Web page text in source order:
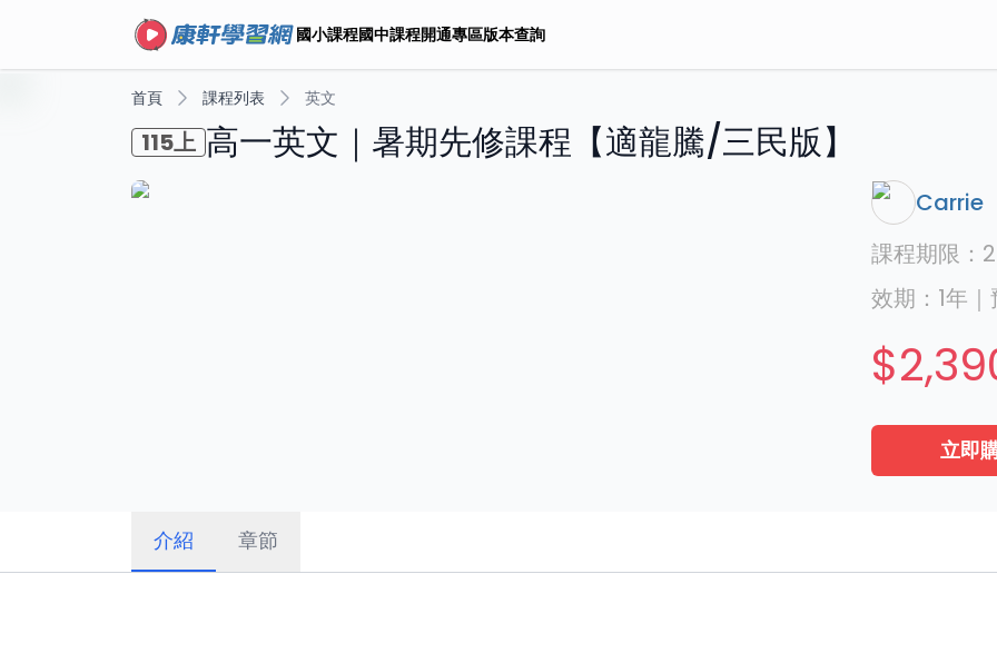
國小課程國中課程開通專區版本查詢
首頁 課程列表 英文
115上 高一英文｜暑期先修課程【適龍騰/三民版】
Carrie
課程期限：
效期： 1年 ｜
立即
介紹 章節